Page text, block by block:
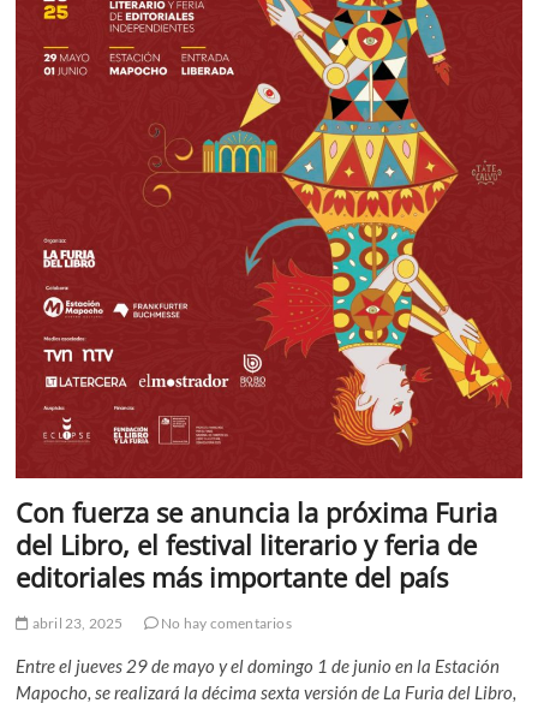
Con fuerza se anuncia la próxima Furia
del Libro, el festival literario y feria de
editoriales más importante del país
abril 23, 2025 No hay comentarios
Entre el jueves 29 de mayo y el domingo 1 de junio en la Estación
Mapocho, se realizará la décima sexta versión de La Furia del Libro,